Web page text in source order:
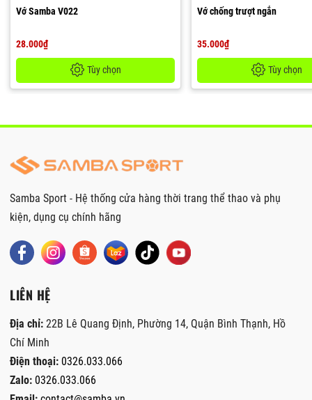
Vớ Samba V022
28.000₫
Tùy chọn
Vớ chống trượt ngắn
35.000₫
Tùy chọn
Samba Sport - Hệ thống cửa hàng thời trang thể thao và phụ
kiện, dụng cụ chính hãng
LIÊN HỆ
Địa chỉ: 22B Lê Quang Định, Phường 14, Quận Bình Thạnh, Hồ
Chí Minh
Điện thoại: 0326.033.066
Zalo: 0326.033.066